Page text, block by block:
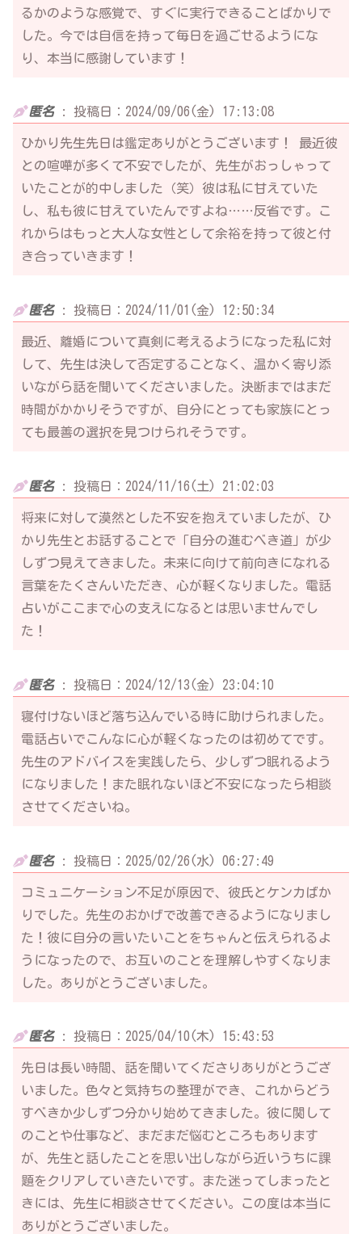
るかのような感覚で、すぐに実行できることばかりで
した。今では自信を持って毎日を過ごせるようにな
り、本当に感謝しています！
匿名: 投稿日：2024/09/06(金) 17:13:08
ひかり先生先日は鑑定ありがとうございます！ 最近彼
との喧嘩が多くて不安でしたが、先生がおっしゃって
いたことが的中しました（笑）彼は私に甘えていた
し、私も彼に甘えていたんですよね……反省です。こ
れからはもっと大人な女性として余裕を持って彼と付
き合っていきます！
匿名: 投稿日：2024/11/01(金) 12:50:34
最近、離婚について真剣に考えるようになった私に対
して、先生は決して否定することなく、温かく寄り添
いながら話を聞いてくださいました。決断まではまだ
時間がかかりそうですが、自分にとっても家族にとっ
ても最善の選択を見つけられそうです。
匿名: 投稿日：2024/11/16(土) 21:02:03
将来に対して漠然とした不安を抱えていましたが、ひ
かり先生とお話することで「自分の進むべき道」が少
しずつ見えてきました。未来に向けて前向きになれる
言葉をたくさんいただき、心が軽くなりました。電話
占いがここまで心の支えになるとは思いませんでし
た！
匿名: 投稿日：2024/12/13(金) 23:04:10
寝付けないほど落ち込んでいる時に助けられました。
電話占いでこんなに心が軽くなったのは初めてです。
先生のアドバイスを実践したら、少しずつ眠れるよう
になりました！また眠れないほど不安になったら相談
させてくださいね。
匿名: 投稿日：2025/02/26(水) 06:27:49
コミュニケーション不足が原因で、彼氏とケンカばか
りでした。先生のおかげで改善できるようになりまし
た！彼に自分の言いたいことをちゃんと伝えられるよ
うになったので、お互いのことを理解しやすくなりま
した。ありがとうございました。
匿名: 投稿日：2025/04/10(木) 15:43:53
先日は長い時間、話を聞いてくださりありがとうござ
いました。色々と気持ちの整理ができ、これからどう
すべきか少しずつ分かり始めてきました。彼に関して
のことや仕事など、まだまだ悩むところもあります
が、先生と話したことを思い出しながら近いうちに課
題をクリアしていきたいです。また迷ってしまったと
きには、先生に相談させてください。この度は本当に
ありがとうございました。